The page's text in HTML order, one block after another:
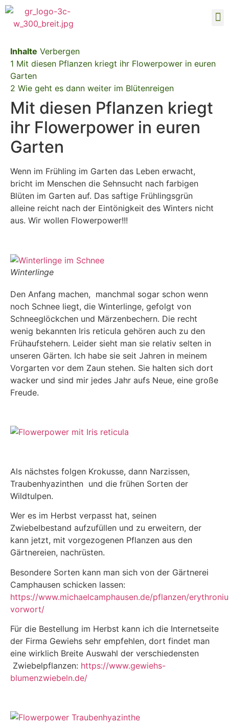
Inhalte Verbergen
1 Mit diesen Pflanzen kriegt ihr Flowerpower in euren
Garten
2 Wie geht es dann weiter im Blütenreigen
Mit diesen Pflanzen kriegt
ihr Flowerpower in euren
Garten
Wenn im Frühling im Garten das Leben erwacht,
bricht im Menschen die Sehnsucht nach farbigen
Blüten im Garten auf. Das saftige Frühlingsgrün
alleine reicht nach der Eintönigkeit des Winters nicht
aus. Wir wollen Flowerpower!!!
Winterlinge
Den Anfang machen, manchmal sogar schon wenn
noch Schnee liegt, die Winterlinge, gefolgt von
Schneeglöckchen und Märzenbechern. Die recht
wenig bekannten Iris reticula gehören auch zu den
Frühaufstehern. Leider sieht man sie relativ selten in
unseren Gärten. Ich habe sie seit Jahren in meinem
Vorgarten vor dem Zaun stehen. Sie halten sich dort
wacker und sind mir jedes Jahr aufs Neue, eine große
Freude.
Als nächstes folgen Krokusse, dann Narzissen,
Traubenhyazinthen und die frühen Sorten der
Wildtulpen.
Wer es im Herbst verpasst hat, seinen
Zwiebelbestand aufzufüllen und zu erweitern, der
kann jetzt, mit vorgezogenen Pflanzen aus den
Gärtnereien, nachrüsten.
Besondere Sorten kann man sich von der Gärtnerei
Camphausen schicken lassen:
https://www.michaelcamphausen.de/pflanzen/
vorwort/
Für die Bestellung im Herbst kann ich die Internetseite
der Firma Gewiehs sehr empfehlen, dort findet man
eine wirklich Breite Auswahl der verschiedensten
Zwiebelpflanzen: https://www.gewiehs-
blumenzwiebeln.de/